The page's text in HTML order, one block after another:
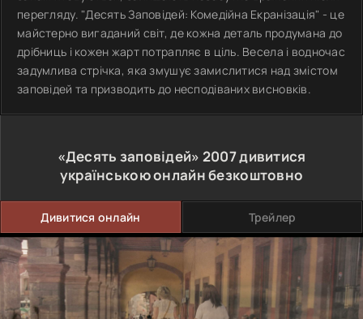
перегляду. "Десять Заповідей: Комедійна Екранізація" - це
майстерно вигаданий світ, де кожна деталь продумана до
дрібниць і кожен жарт потрапляє в ціль. Весела і водночас
задумлива стрічка, яка змушує замислитися над змістом
заповідей та призводить до несподіваних висновків.
«Десять заповідей» 2007дивитися
українською онлайн безкоштовно
Дивитися онлайн Трейлер